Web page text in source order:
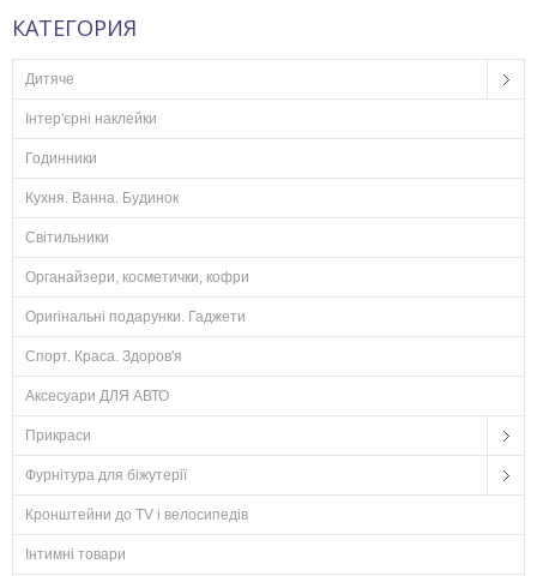
КАТЕГОРИЯ
Дитяче
Інтер'єрні наклейки
Годинники
Кухня. Ванна. Будинок
Світильники
Органайзери, косметички, кофри
Оригінальні подарунки. Гаджети
Спорт. Краса. Здоров'я
Аксесуари ДЛЯ АВТО
Прикраси
Фурнітура для біжутерії
Кронштейни до TV і велосипедів
Інтимні товари